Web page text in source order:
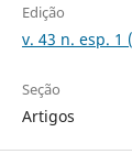
Edição
v. 43 n. esp. 1
Seção
Artigos